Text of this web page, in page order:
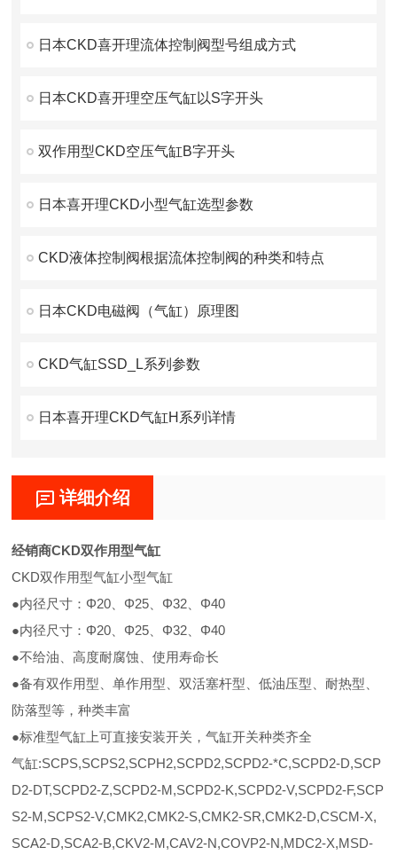
日本CKD喜开理流体控制阀型号组成方式
日本CKD喜开理空压气缸以S字开头
双作用型CKD空压气缸B字开头
日本喜开理CKD小型气缸选型参数
CKD液体控制阀根据流体控制阀的种类和特点
日本CKD电磁阀（气缸）原理图
CKD气缸SSD_L系列参数
日本喜开理CKD气缸H系列详情
详细介绍
经销商CKD双作用型气缸
CKD双作用型气缸小型气缸
●内径尺寸：Φ20、Φ25、Φ32、Φ40
●内径尺寸：Φ20、Φ25、Φ32、Φ40
●不给油、高度耐腐蚀、使用寿命长
●备有双作用型、单作用型、双活塞杆型、低油压型、耐热型、
防落型等，种类丰富
●标准型气缸上可直接安装开关，气缸开关种类齐全
气缸:SCPS,SCPS2,SCPH2,SCPD2,SCPD2-*C,SCPD2-D,SCP
D2-DT,SCPD2-Z,SCPD2-M,SCPD2-K,SCPD2-V,SCPD2-F,SCP
S2-M,SCPS2-V,CMK2,CMK2-S,CMK2-SR,CMK2-D,CSCM-X,
SCA2-D,SCA2-B,CKV2-M,CAV2-N,COVP2-N,MDC2-X,MSD-